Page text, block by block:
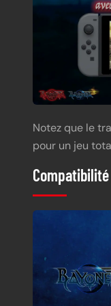
Notez que le
pour un jeu